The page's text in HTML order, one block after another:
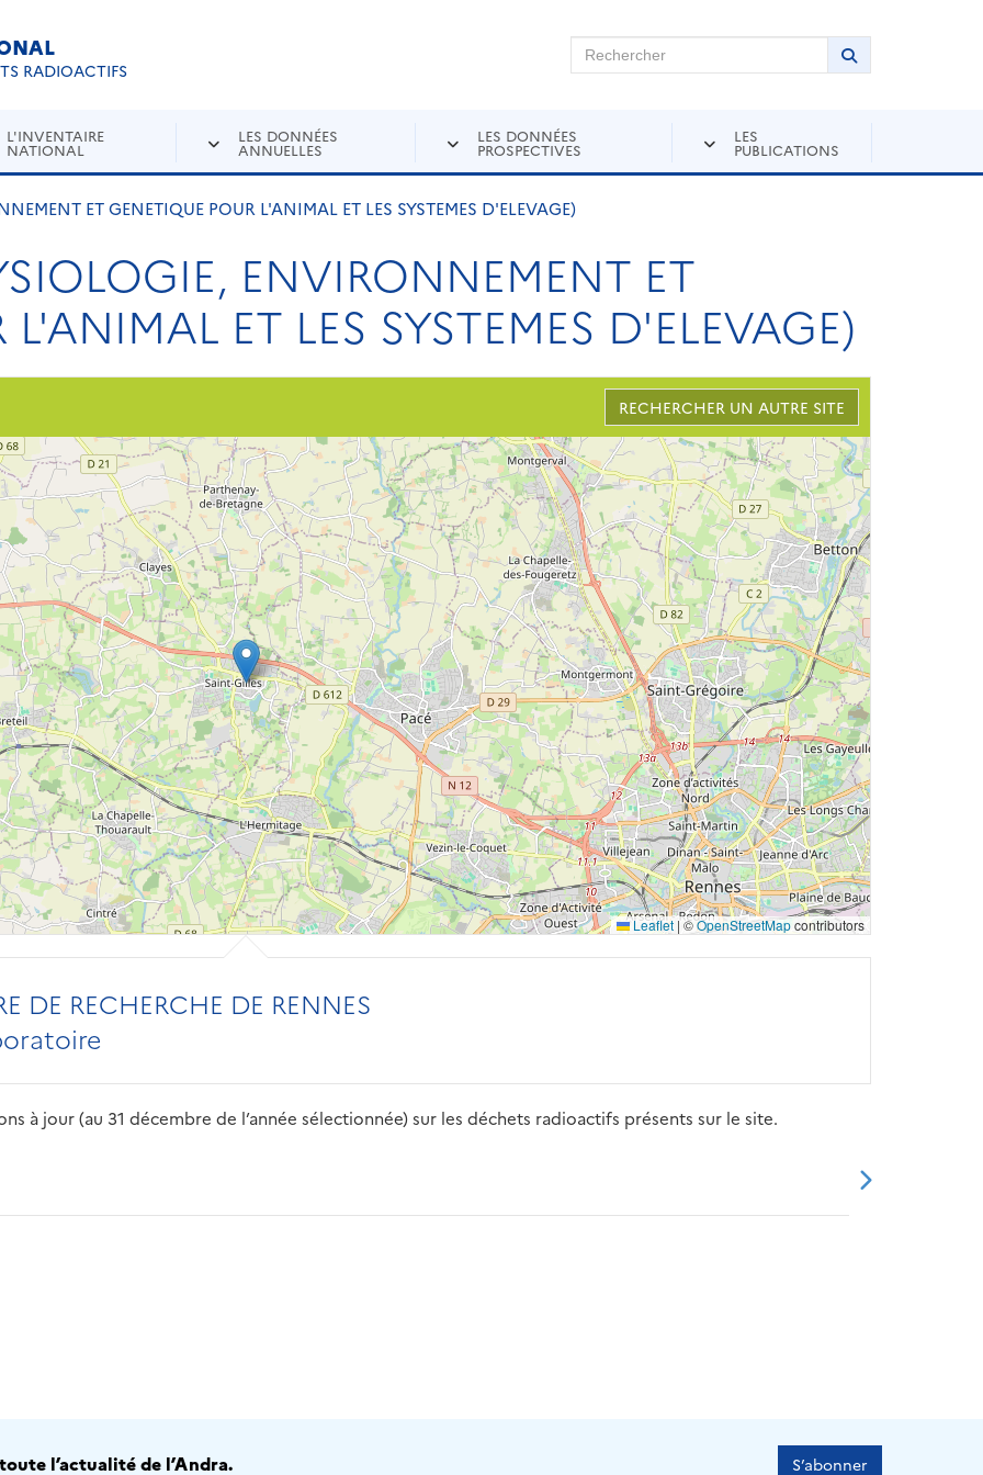
RADIOACTIFS
Rechercher sur Andra Inventaire Rechercher
Lancer la
L'INVENTAIRE
NATIONAL
LES DONNÉES
ANNUELLES
LES DONNÉES
PROSPECTIVES
LES
PUBLICATIONS
ET GENETIQUE POUR L'ANIMAL ET LES SYSTEMES D'ELEVAGE)
ENVIRONNEMENT ET
ET LES SYSTEMES D'ELEVAGE)
RECHERCHER UN AUTRE SITE
Leaflet |©OpenStreetMapcontributors
DE RECHERCHE DE RENNES
à jour (au 31 décembre de l’année sélectionnée) sur les déchets radioactifs présents sur le site.
l’actualité de l’Andra. S’abonner